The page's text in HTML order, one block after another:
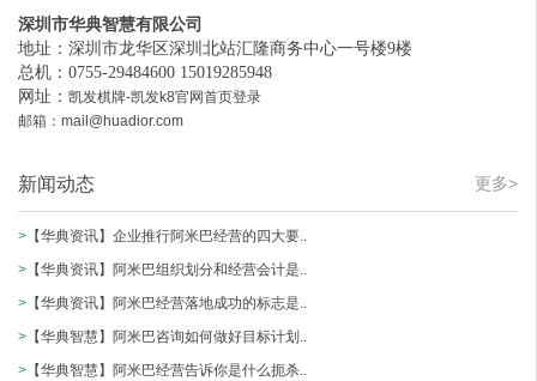
深圳市华典智慧有限公司
地址：深圳市龙华区深圳北站汇隆商务中心一号楼9楼
总机：0755-29484600 15019285948
网址： 凯发棋牌-凯发k8官网首页登录
邮箱： mail@huadior.com
更多>
新闻动态
> 【华典资讯】企业推行阿米巴经营的四大要..
> 【华典资讯】阿米巴组织划分和经营会计是..
> 【华典资讯】阿米巴经营落地成功的标志是..
> 【华典智慧】阿米巴咨询如何做好目标计划..
> 【华典智慧】阿米巴经营告诉你是什么扼杀..